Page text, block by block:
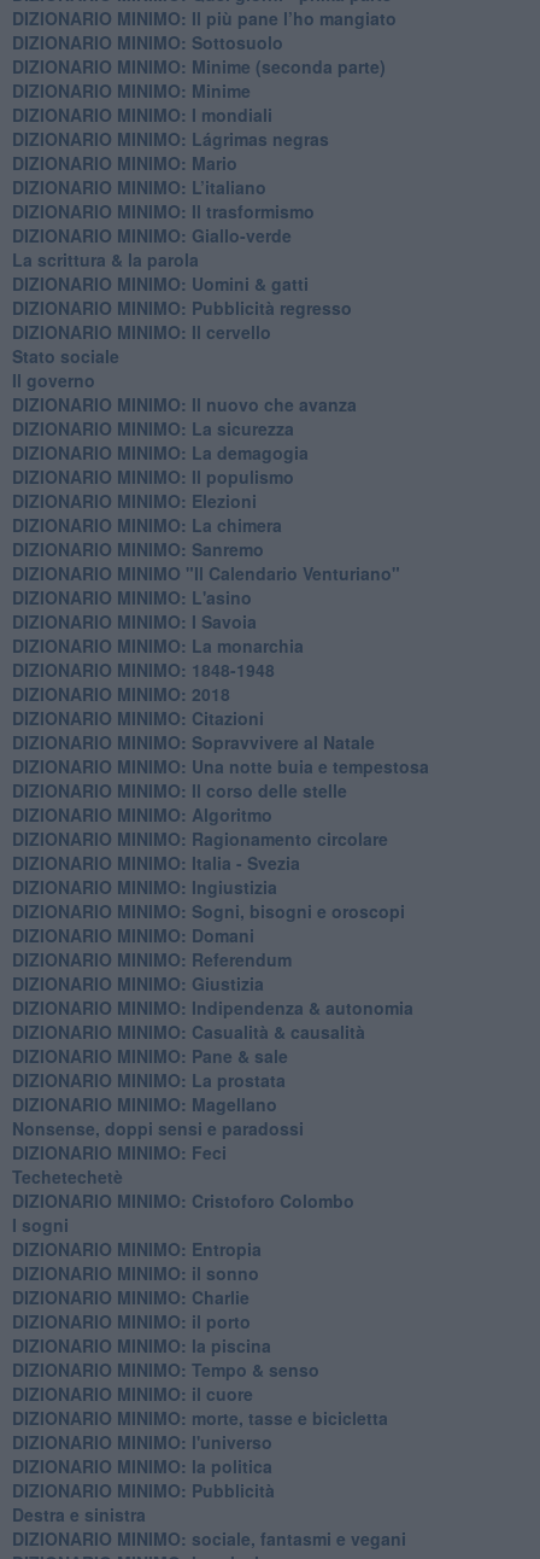
DIZIONARIO MINIMO: Il più pane l’ho mangiato
DIZIONARIO MINIMO: Sottosuolo
DIZIONARIO MINIMO: Minime (seconda parte)
DIZIONARIO MINIMO: Minime
DIZIONARIO MINIMO: ​I mondiali
DIZIONARIO MINIMO: ​Lágrimas negras
DIZIONARIO MINIMO: Mario
DIZIONARIO MINIMO: L’italiano
DIZIONARIO MINIMO: Il trasformismo
DIZIONARIO MINIMO: Giallo-verde
La scrittura & la parola
​DIZIONARIO MINIMO: Uomini & gatti
DIZIONARIO MINIMO: ​Pubblicità regresso
DIZIONARIO MINIMO: Il cervello
Stato sociale
Il governo
DIZIONARIO MINIMO: Il nuovo che avanza
DIZIONARIO MINIMO: La sicurezza
DIZIONARIO MINIMO: La demagogia
DIZIONARIO MINIMO: Il populismo
DIZIONARIO MINIMO: Elezioni
DIZIONARIO MINIMO: La chimera
DIZIONARIO MINIMO: Sanremo
DIZIONARIO MINIMO "Il Calendario Venturiano"
DIZIONARIO MINIMO: L'asino
DIZIONARIO MINIMO: I Savoia
DIZIONARIO MINIMO: La monarchia
DIZIONARIO MINIMO: 1848-1948
DIZIONARIO MINIMO: 2018
DIZIONARIO MINIMO: Citazioni
DIZIONARIO MINIMO: ​Sopravvivere al Natale
DIZIONARIO MINIMO: ​Una notte buia e tempestosa
DIZIONARIO MINIMO: Il corso delle stelle
DIZIONARIO MINIMO: Algoritmo
DIZIONARIO MINIMO: Ragionamento circolare
DIZIONARIO MINIMO: Italia - Svezia
DIZIONARIO MINIMO: ​Ingiustizia
DIZIONARIO MINIMO: ​Sogni, bisogni e oroscopi
DIZIONARIO MINIMO: Domani
DIZIONARIO MINIMO: Referendum
DIZIONARIO MINIMO: Giustizia
DIZIONARIO MINIMO: ​Indipendenza & autonomia
DIZIONARIO MINIMO: ​Casualità & causalità
​DIZIONARIO MINIMO: Pane & sale
DIZIONARIO MINIMO: La prostata
​DIZIONARIO MINIMO: Magellano
Nonsense, doppi sensi e paradossi
DIZIONARIO MINIMO: Feci
Techetechetè
DIZIONARIO MINIMO: Cristoforo Colombo
I sogni
DIZIONARIO MINIMO: Entropia
DIZIONARIO MINIMO: il sonno
DIZIONARIO MINIMO: Charlie
DIZIONARIO MINIMO: il porto
DIZIONARIO MINIMO: la piscina
DIZIONARIO MINIMO: Tempo & senso
DIZIONARIO MINIMO: il cuore
DIZIONARIO MINIMO: morte, tasse e bicicletta
DIZIONARIO MINIMO: l'universo
DIZIONARIO MINIMO: la politica
DIZIONARIO MINIMO: Pubblicità
Destra e sinistra
DIZIONARIO MINIMO: sociale, fantasmi e vegani